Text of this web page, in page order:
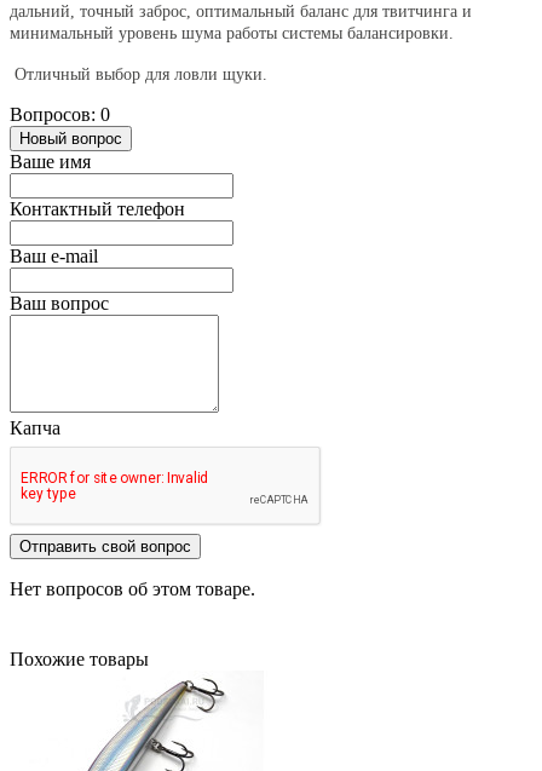
дальний, точный заброс, оптимальный баланс для твитчинга и
минимальный уровень шума работы системы балансировки.
Отличный выбор для ловли щуки.
Вопросов: 0
Новый вопрос
Ваше имя
Контактный телефон
Ваш e-mail
Ваш вопрос
Капча
Отправить свой вопрос
Нет вопросов об этом товаре.
Похожие товары